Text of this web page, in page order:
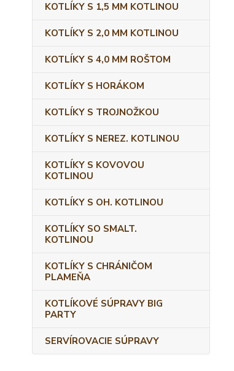
KOTLÍKY S 1,5 MM KOTLINOU
KOTLÍKY S 2,0 MM KOTLINOU
KOTLÍKY S 4,0 MM ROŠTOM
KOTLÍKY S HORÁKOM
KOTLÍKY S TROJNOŽKOU
KOTLÍKY S NEREZ. KOTLINOU
KOTLÍKY S KOVOVOU
KOTLINOU
KOTLÍKY S OH. KOTLINOU
KOTLÍKY SO SMALT.
KOTLINOU
KOTLÍKY S CHRÁNIČOM
PLAMEŇA
KOTLÍKOVÉ SÚPRAVY BIG
PARTY
SERVÍROVACIE SÚPRAVY